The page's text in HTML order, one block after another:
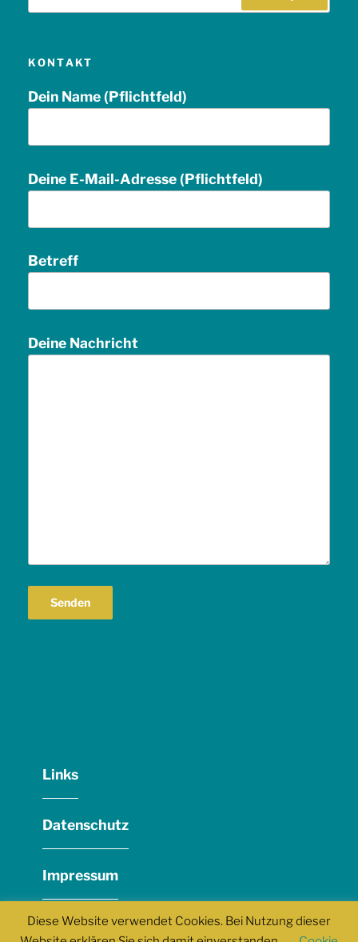
nach:
Suchen
KONTAKT
Dein Name (Pflichtfeld)
Deine E-Mail-Adresse (Pflichtfeld)
Betreff
Deine Nachricht
Links
Datenschutz
Impressum
Diese Website verwendet Cookies. Bei Nutzung dieser